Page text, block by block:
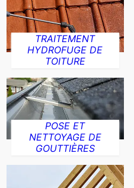
TRAITEMENT
HYDROFUGE DE
TOITURE
POSE ET
NETTOYAGE DE
GOUTTIÈRES